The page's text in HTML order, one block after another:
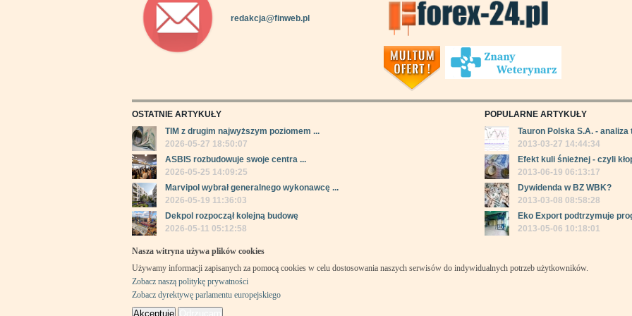
redakcja@finweb.pl
OSTATNIE ARTYKUŁY
TIM z drugim najwyższym poziomem ...
2026-05-27 18:50:07
ASBIS rozbudowuje swoje centra ...
2026-05-25 14:09:25
Marvipol wybrał generalnego wykonawcę ...
2026-05-19 11:36:03
Dekpol rozpoczął kolejną budowę
2026-05-11 05:12:58
POPULARNE ARTYKUŁY
Tauron Polska S.A. - analiza
2013-03-27 14:44:34
Efekt kuli śnieżnej - czyli
2013-06-19 06:13:17
Dywidenda w BZ WBK?
2013-03-08 08:58:28
Eko Export podtrzymuje
2013-05-06 10:18:01
Nasza witryna używa plików cookies
Używamy informacji zapisanych za pomocą cookies w celu dostosowania naszych serwisów do indywidualnych potrzeb użytkowników.
Zobacz naszą politykę prywatności
Zobacz dyrektywę parlamentu europejskiego
Akceptuję